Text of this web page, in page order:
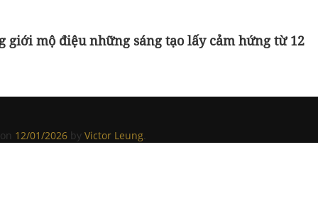
giới mộ điệu những sáng tạo lấy cảm hứng từ 12
on 12/01/2026 by Victor Leung.